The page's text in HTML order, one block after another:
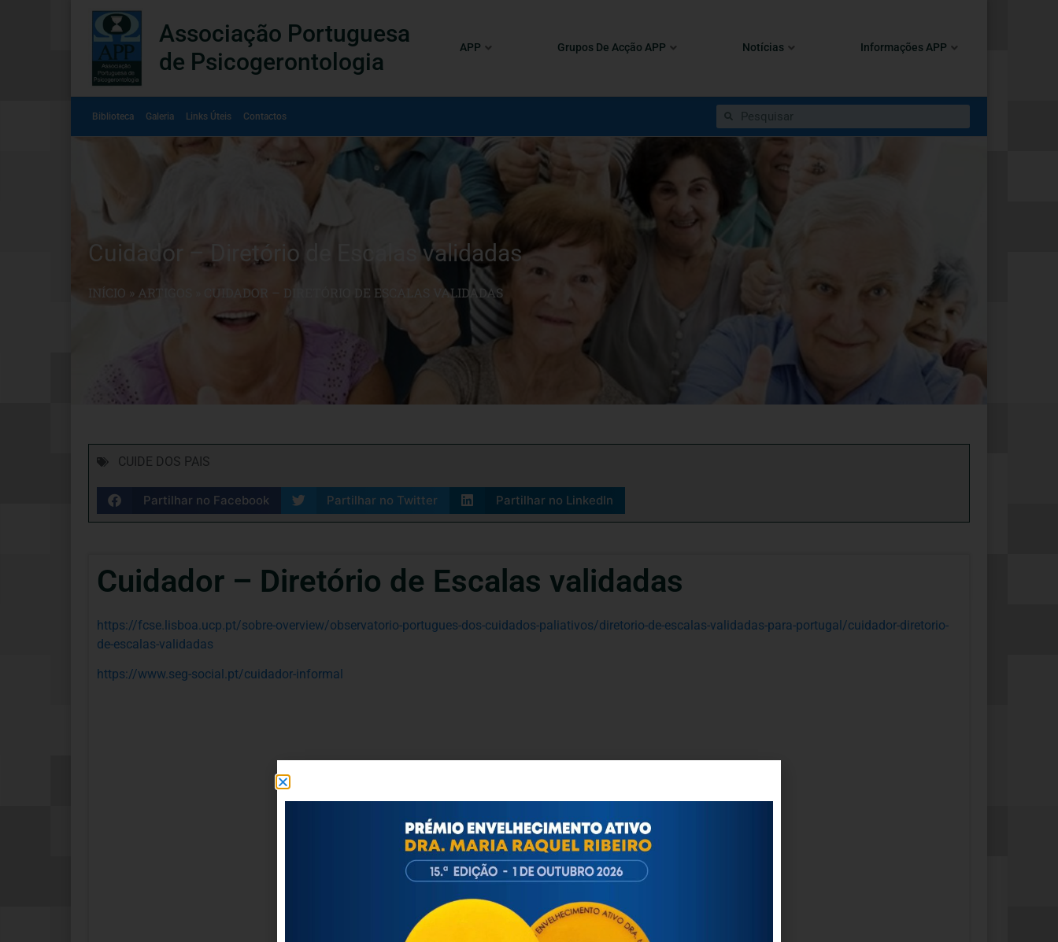
Associação Portuguesa
de Psicogerontologia
APP Grupos De Acção APP Notícias Informações APP
Biblioteca Galeria Links Úteis Contactos
Cuidador – Diretório de Escalas validadas
INÍCIO » ARTIGOS CUIDADOR – DIRETÓRIO DE ESCALAS VALIDADAS
CUIDE DOS PAIS
Partilhar no Facebook Partilhar no Twitter Partilhar no LinkedIn
Cuidador – Diretório de Escalas validadas
https://fcse.lisboa.ucp.pt/sobre-overview/observatorio-portugues-dos-cuidados-paliativos/diretorio-de-escalas-validadas-para-portugal/cuidador-diretorio-
de-escalas-validadas
https://www.seg-social.pt/cuidador-informal